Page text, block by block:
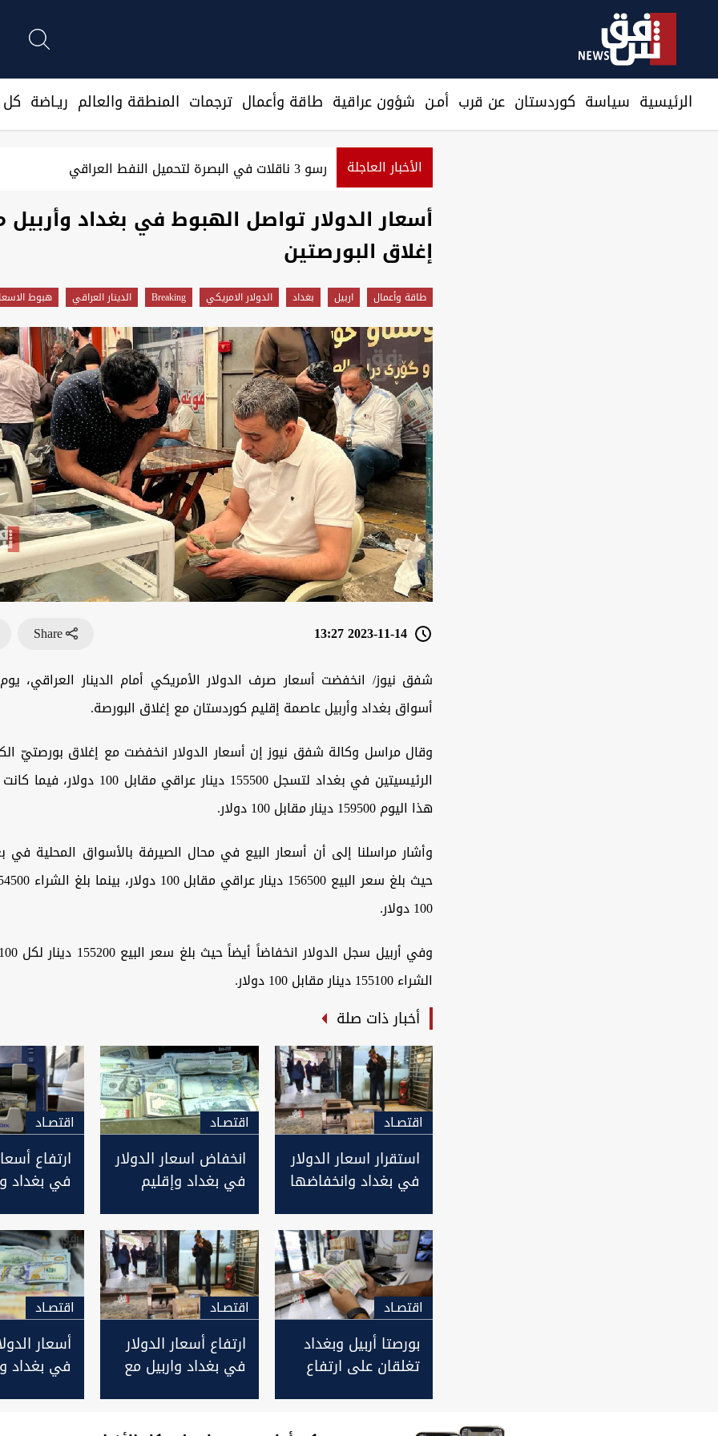
الرئيسية سیاسة كوردستان عن قرب أمـن شؤون عراقية طاقة وأعمال ترجمات المنطقة والعالم ريـاضة كل
الأخبار العاجلة رسو 3 ناقلات في البصرة لتحميل النفط العراقي
أسعار الدولار تواصل الهبوط في بغداد وأربيل
إغلاق البورصتين
طاقة وأعمال اربيل بغداد الدولار الامريكي Breaking الدينار العراقي هبوط
2023-11-14 13:27
Share
شفق نيوز/ انخفضت أسعار صرف الدولار الأمريكي أمام الدينار العراقي، يوم
أسواق بغداد وأربيل عاصمة إقليم كوردستان مع إغلاق البورصة.
وقال مراسل وكالة شفق نيوز إن أسعار الدولار انخفضت مع إغلاق بورصتيّ
الرئيسيتين في بغداد لتسجل 155500 دينار
هذا اليوم 159500 دينار مقابل 100 دولار.
وأشار مراسلنا إلى أن أسعار البيع في محال الصيرفة بالأسواق المحلية في
100 دولار.
الشراء 155100 دينار مقابل 100 دولار.
أخبار ذات صلة
اقتصـاد
استقرار اسعار الدولار
في بغداد وانخفاضها
اقتصـاد
انخفاض اسعار الدولار
في بغداد وإقليم
اقتصـاد
ارتفاع
في بغداد
اقتصـاد
بورصتا أربيل وبغداد
تغلقان على ارتفاع
اقتصـاد
ارتفاع أسعار الدولار
في بغداد واربيل مع
اقتصـاد
أسعار
في بغداد